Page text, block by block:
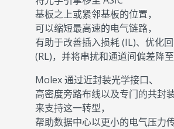
基板之上或紧邻基板的位置，
可以缩短最高速的电气链路，
有助于改善插入损耗 (IL)、优化
(RL)，并将串扰和通道间偏差降至
Molex 通过近封装光学接口、
高密度旁路布线以及专门的共封
来支持这一转型，
帮助数据中心以更小的电气压力